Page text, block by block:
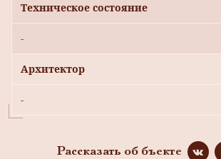
Техническое состояние
-
Архитектор
-
Рассказать об бъекте